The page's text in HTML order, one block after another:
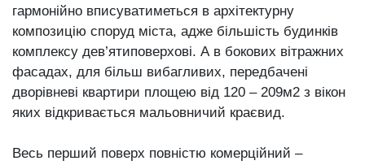
гармонійно вписуватиметься в архітектурну
композицію споруд міста, адже більшість будинків
комплексу дев’ятиповерхові. А в бокових вітражних
фасадах, для більш вибагливих, передбачені
дворівневі квартири площею від 120 – 209м2 з вікон
яких відкривається мальовничий краєвид.
Весь перший поверх повністю комерційний –